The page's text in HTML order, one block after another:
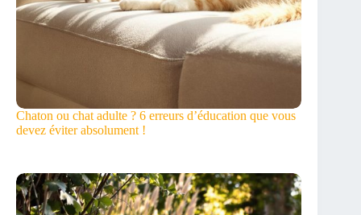
Chaton ou chat adulte ? 6 erreurs d’éducation que vous
devez éviter absolument !